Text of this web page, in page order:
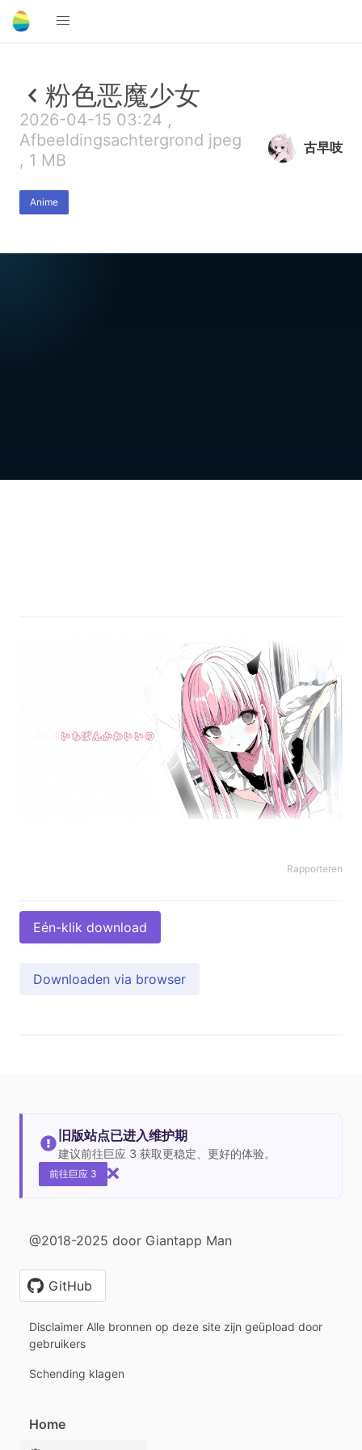
粉色恶魔少女
2026-04-15 03:24 ,
Afbeeldingsachtergrond jpeg
, 1 MB
Anime
古早吱
Rapporteren
Eén-klik download
Downloaden via browser
旧版站点已进入维护期
建议前往巨应 3 获取更稳定、更好的体验。
前往巨应 3
@2018-2025 door Giantapp Man
GitHub
Disclaimer Alle bronnen op deze site zijn geüpload door
gebruikers
Schending klagen
Home